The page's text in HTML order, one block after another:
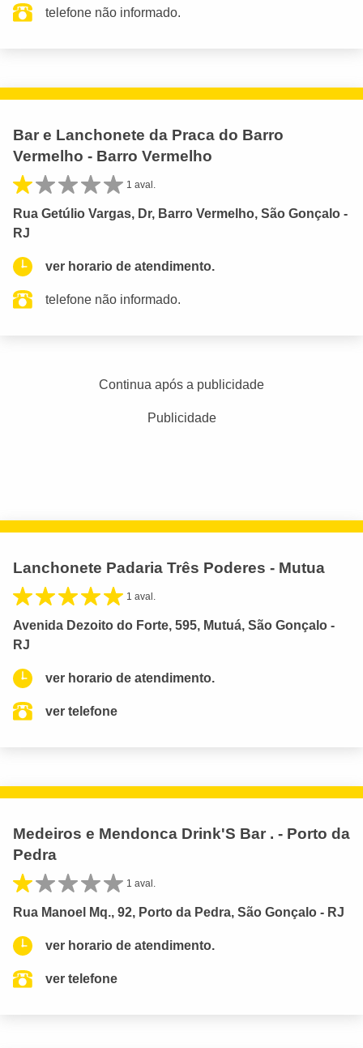
telefone não informado.
Bar e Lanchonete da Praca do Barro
Vermelho - Barro Vermelho
1 aval.
Rua Getúlio Vargas, Dr, Barro Vermelho, São Gonçalo -
RJ
ver horario de atendimento.
telefone não informado.
Continua após a publicidade
Publicidade
Lanchonete Padaria Três Poderes - Mutua
1 aval.
Avenida Dezoito do Forte, 595, Mutuá, São Gonçalo -
RJ
ver horario de atendimento.
ver telefone
Medeiros e Mendonca Drink'S Bar . - Porto da
Pedra
1 aval.
Rua Manoel Mq., 92, Porto da Pedra, São Gonçalo - RJ
ver horario de atendimento.
ver telefone